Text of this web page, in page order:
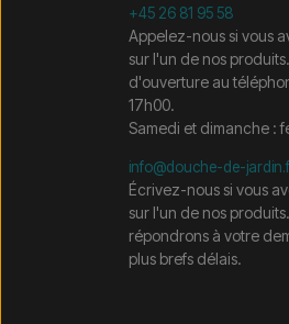
+45 26 81 95 58
Appelez-nous si vous
sur l'un de nos
d'ouverture au
17h00.
Samedi et dimanche :
info@douche-de-
Écrivez-nous si vous
sur l'un de nos
répondrons à votre
plus brefs délais.